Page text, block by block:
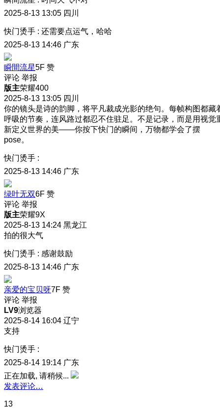
2025-8-13 13:05 四川
快门烫手 : 还需要点运气，哈哈
2025-8-13 14:46 广东
瞬間流星5F 赞
评论 举报
版主荣耀400
2025-8-13 13:05 四川
你的镜头是诗的韵脚，将平凡裁成光影的绝句。每帧构图都藏
呼吸的节奏，连风路过都忍不住驻足。不是记录，而是用视觉
新定义世界的美——你按下快门的瞬间，万物都学会了摆
pose。
快门烫手 :
2025-8-13 14:46 广东
绿叶无双6F 赞
评论 举报
版主荣耀9X
2025-8-13 14:24 黑龙江
拍的很大气
快门烫手 : 感谢鼓励
2025-8-13 14:46 广东
亲爱的宝贝呀7F 赞
评论 举报
LV9浏览器
2025-8-14 16:04 辽宁
支持
快门烫手 :
2025-8-14 19:14 广东
正在加载, 请稍候...
发表评论…
13